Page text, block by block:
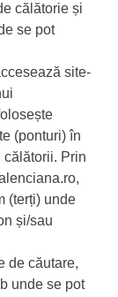
călătorie și
se pot
site-
(ponturi) în
Prin
(terți) unde
și/sau
de căutare,
unde se pot